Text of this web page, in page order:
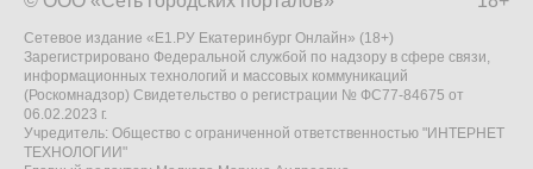
Сетевое издание «Е1.РУ Екатеринбург Онлайн» (18+)
Зарегистрировано Федеральной службой по надзору в сфере связи,
информационных технологий и массовых коммуникаций
(Роскомнадзор) Свидетельство о регистрации № ФС77-84675 от
06.02.2023 г.
Учредитель: Общество с ограниченной ответственностью "ИНТЕРНЕТ
ТЕХНОЛОГИИ"